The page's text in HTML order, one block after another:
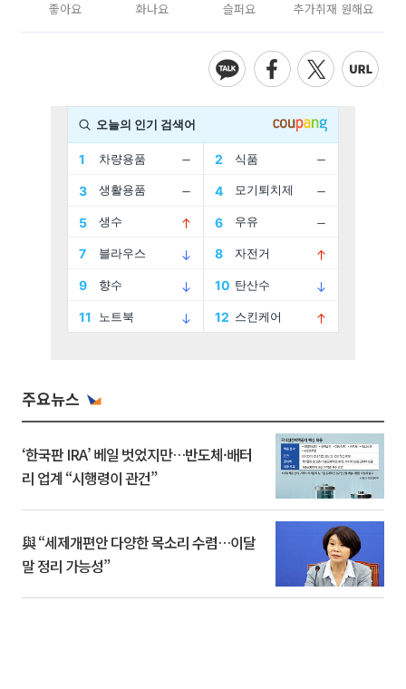
좋아요 화나요 슬퍼요 추가취재 원해요
주요뉴스
‘한국판 IRA’ 베일 벗었지만…반도체·배터
리 업계 “시행령이 관건”
與 “세제개편안 다양한 목소리 수렴…이달
말 정리 가능성”